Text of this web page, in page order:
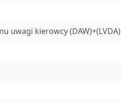
uwagi kierowcy (DAW)+(LVDA)